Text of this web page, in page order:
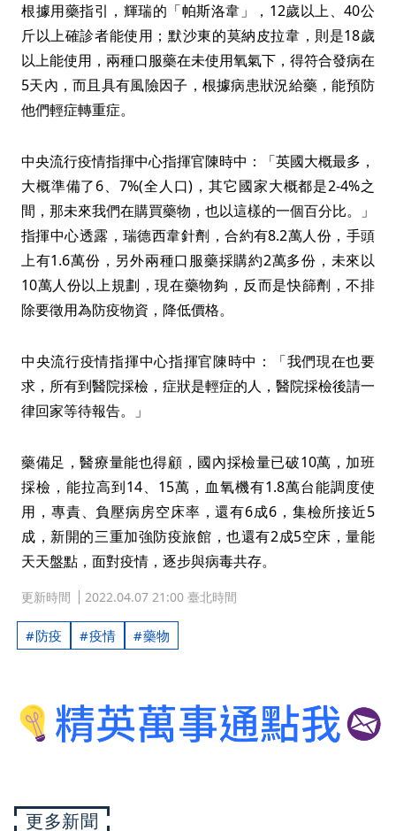
根據用藥指引，輝瑞的「帕斯洛韋」，12歲以上、40公
斤以上確診者能使用；默沙東的莫納皮拉韋，則是18歲
以上能使用，兩種口服藥在未使用氧氣下，得符合發病在
5天內，而且具有風險因子，根據病患狀況給藥，能預防
他們輕症轉重症。
中央流行疫情指揮中心指揮官陳時中：「英國大概最多，
大概準備了6、7%(全人口)，其它國家大概都是2-4%之
間，那未來我們在購買藥物，也以這樣的一個百分比。」
指揮中心透露，瑞德西韋針劑，合約有8.2萬人份，手頭
上有1.6萬份，另外兩種口服藥採購約2萬多份，未來以
10萬人份以上規劃，現在藥物夠，反而是快篩劑，不排
除要徵用為防疫物資，降低價格。
中央流行疫情指揮中心指揮官陳時中：「我們現在也要
求，所有到醫院採檢，症狀是輕症的人，醫院採檢後請一
律回家等待報告。」
藥備足，醫療量能也得顧，國內採檢量已破10萬，加班
採檢，能拉高到14、15萬，血氧機有1.8萬台能調度使
用，專責、負壓病房空床率，還有6成6，集檢所接近5
成，新開的三重加強防疫旅館，也還有2成5空床，量能
天天盤點，面對疫情，逐步與病毒共存。
更新時間 2022.04.07 21:00 臺北時間
防疫 疫情 藥物
更多新聞